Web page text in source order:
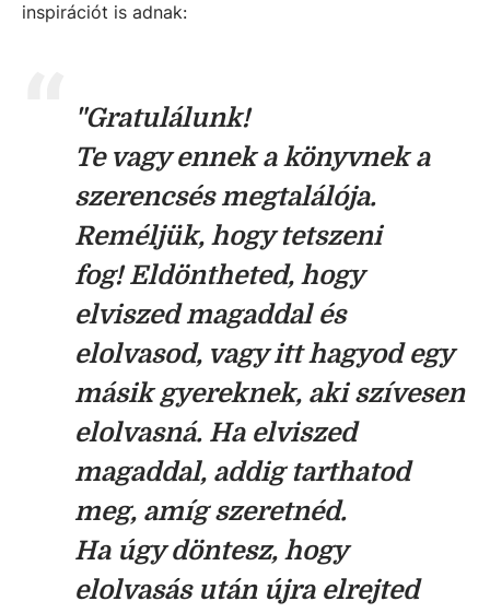
inspirációt is adnak:
"Gratulálunk!
Te vagy ennek a könyvnek a
szerencsés megtalálója.
Reméljük, hogy tetszeni
fog! Eldöntheted, hogy
elviszed magaddal és
elolvasod, vagy itt hagyod egy
másik gyereknek, aki szívesen
elolvasná. Ha elviszed
magaddal, addig tarthatod
meg, amíg szeretnéd.
Ha úgy döntesz, hogy
elolvasás után újra elrejted